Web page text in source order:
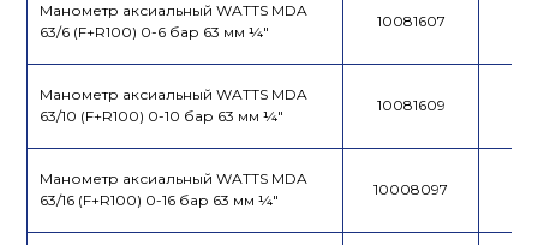
Манометр аксиальный WATTS MDA
63/6 (F+R100) 0-6 бар 63 мм ¼"
10081607
Манометр аксиальный WATTS MDA
63/10 (F+R100) 0-10 бар 63 мм ¼"
10081609
Манометр аксиальный WATTS MDA
63/16 (F+R100) 0-16 бар 63 мм ¼"
10008097